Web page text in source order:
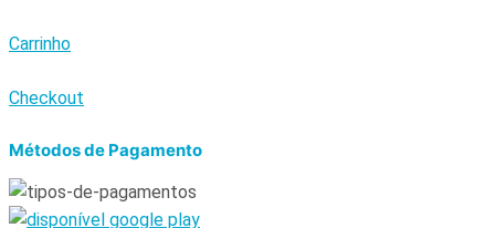
Carrinho
Checkout
Métodos de Pagamento